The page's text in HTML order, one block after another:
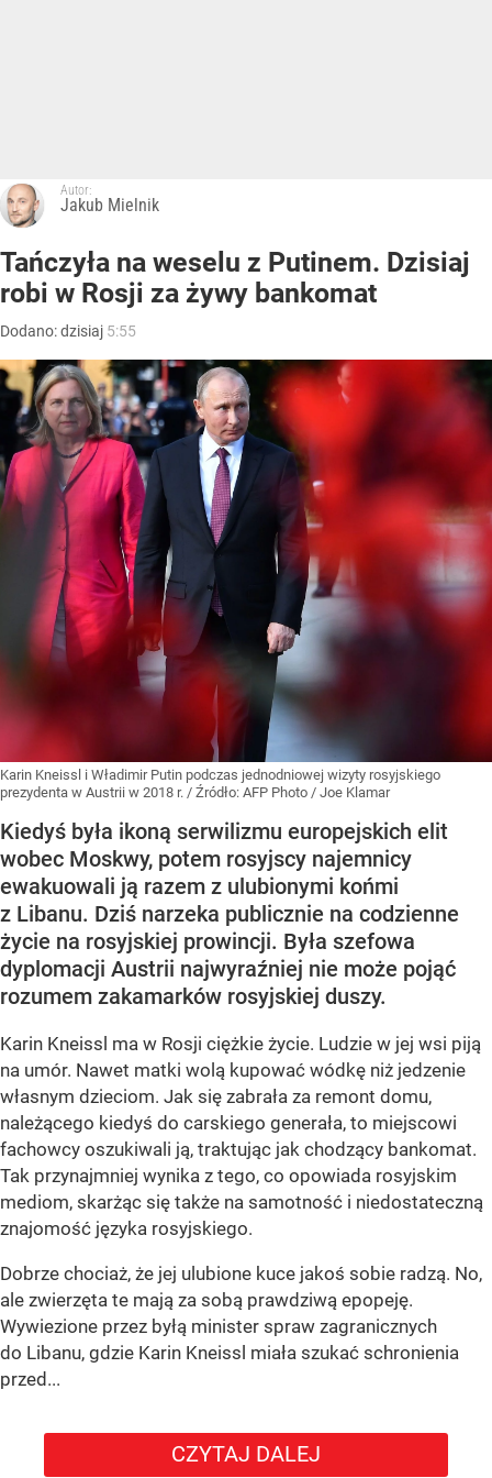
Autor:
Jakub Mielnik
Tańczyła na weselu z Putinem. Dzisiaj
robi w Rosji za żywy bankomat
Dodano:dzisiaj 5:55
Karin Kneissl i Władimir Putin podczas jednodniowej wizyty rosyjskiego
prezydenta w Austrii w 2018 r. / Źródło: AFP Photo / Joe Klamar
Kiedyś była ikoną serwilizmu europejskich elit
wobec Moskwy, potem rosyjscy najemnicy
ewakuowali ją razem z ulubionymi końmi
z Libanu. Dziś narzeka publicznie na codzienne
życie na rosyjskiej prowincji. Była szefowa
dyplomacji Austrii najwyraźniej nie może pojąć
rozumem zakamarków rosyjskiej duszy.
Karin Kneissl ma w Rosji ciężkie życie. Ludzie w jej wsi piją
na umór. Nawet matki wolą kupować wódkę niż jedzenie
własnym dzieciom. Jak się zabrała za remont domu,
należącego kiedyś do carskiego generała, to miejscowi
fachowcy oszukiwali ją, traktując jak chodzący bankomat.
Tak przynajmniej wynika z tego, co opowiada rosyjskim
mediom, skarżąc się także na samotność i niedostateczną
znajomość języka rosyjskiego.
Dobrze chociaż, że jej ulubione kuce jakoś sobie radzą. No,
ale zwierzęta te mają za sobą prawdziwą epopeję.
Wywiezione przez byłą minister spraw zagranicznych
do Libanu, gdzie Karin Kneissl miała szukać schronienia
przed...
CZYTAJ DALEJ